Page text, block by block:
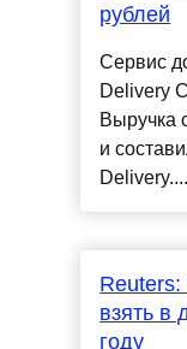
рублей
Сервис
Delivery
Выручка
и
взять в
году